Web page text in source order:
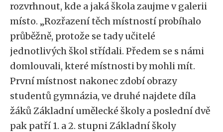
rozvrhnout, kde a jaká škola zaujme v galerii
místo. „Rozřazení těch místností probíhalo
průběžně, protože se tady učitelé
jednotlivých škol střídali. Předem se s námi
domlouvali, které místnosti by mohli mít.
První místnost nakonec zdobí obrazy
studentů gymnázia, ve druhé najdete díla
žáků Základní umělecké školy a poslední dvě
pak patří 1. a 2. stupni Základní školy